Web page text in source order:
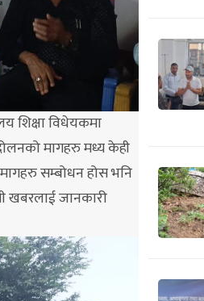
शिक्षा विधेयकमा
मागहरु मध्य केही
सम्बोधन होस भनि
खबरलाई जानकारी